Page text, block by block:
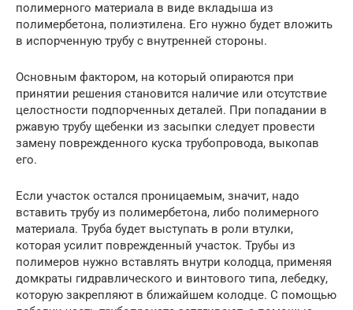
полимерного материала в виде вкладыша из
полимербетона, полиэтилена. Его нужно будет вложить
в испорченную трубу с внутренней стороны.
Основным фактором, на который опираются при
принятии решения становится наличие или отсутствие
целостности подпорченных деталей. При попадании в
ржавую трубу щебенки из засыпки следует провести
замену поврежденного куска трубопровода, выкопав
его.
Если участок остался проницаемым, значит, надо
вставить трубу из полимербетона, либо полимерного
материала. Труба будет выступать в роли втулки,
которая усилит поврежденный участок. Трубы из
полимеров нужно вставлять внутри колодца, применяя
домкраты гидравлического и винтового типа, лебедку,
которую закрепляют в ближайшем колодце. С помощью